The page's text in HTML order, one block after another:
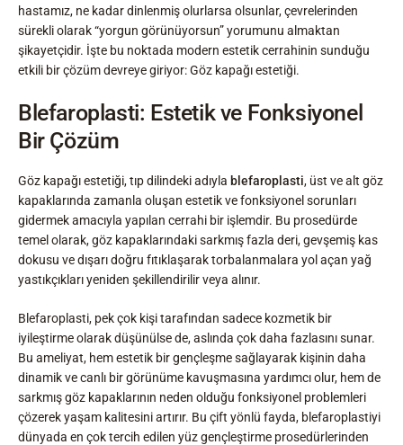
hastamız, ne kadar dinlenmiş olurlarsa olsunlar, çevrelerinden
sürekli olarak “yorgun görünüyorsun” yorumunu almaktan
şikayetçidir. İşte bu noktada modern estetik cerrahinin sunduğu
etkili bir çözüm devreye giriyor: Göz kapağı estetiği.
Blefaroplasti: Estetik ve Fonksiyonel
Bir Çözüm
Göz kapağı estetiği, tıp dilindeki adıyla blefaroplasti, üst ve alt göz
kapaklarında zamanla oluşan estetik ve fonksiyonel sorunları
gidermek amacıyla yapılan cerrahi bir işlemdir. Bu prosedürde
temel olarak, göz kapaklarındaki sarkmış fazla deri, gevşemiş kas
dokusu ve dışarı doğru fıtıklaşarak torbalanmalara yol açan yağ
yastıkçıkları yeniden şekillendirilir veya alınır.
Blefaroplasti, pek çok kişi tarafından sadece kozmetik bir
iyileştirme olarak düşünülse de, aslında çok daha fazlasını sunar.
Bu ameliyat, hem estetik bir gençleşme sağlayarak kişinin daha
dinamik ve canlı bir görünüme kavuşmasına yardımcı olur, hem de
sarkmış göz kapaklarının neden olduğu fonksiyonel problemleri
çözerek yaşam kalitesini artırır. Bu çift yönlü fayda, blefaroplastiyi
dünyada en çok tercih edilen yüz gençleştirme prosedürlerinden